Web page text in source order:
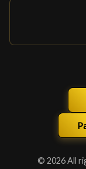
© 2026 All